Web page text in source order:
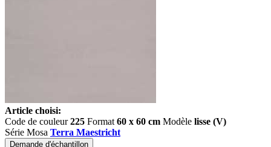
Article choisi:
Code de couleur225 Format 60 x 60 cm Modèle lisse (V)
Série Mosa Terra Maestricht
Demande d'échantillon